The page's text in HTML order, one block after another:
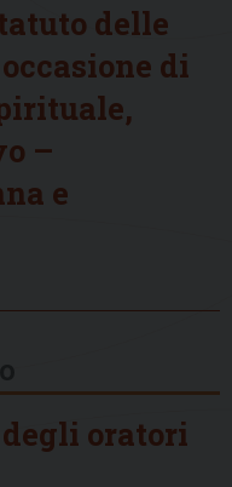
delle
di
–
e
oratori